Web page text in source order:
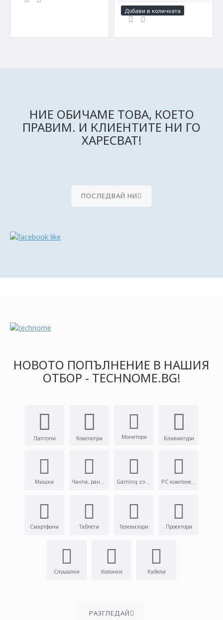
Добави в количката
НИЕ ОБИЧАМЕ ТОВА, КОЕТО
ПРАВИМ. И КЛИЕНТИТЕ НИ ГО
ХАРЕСВАТ!
ПОСЛЕДВАЙ НИ
НОВОТО ПОПЪЛНЕНИЕ В НАШИЯ
ОТБОР - TECHNOME.BG!
Лаптопи Компютри Монитори Клавиатури
Мишки Чанти, раници Gaming zone PC компоненти
Смартфони Таблети Телевизори Проектори
Слушалки Колонки Кабели
PАЗГЛЕДАЙ